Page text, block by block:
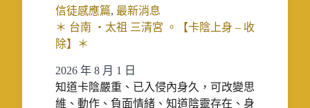
信徒感應篇, 最新消息
＊ 台南 ‧太祖 三清宮 。【卡陰上身 – 收
除】＊
2026 年 8 月 1 日
知道卡陰嚴重、已入侵內身久，可改變思
維、動作、負面情緒、知道陰靈存在、身